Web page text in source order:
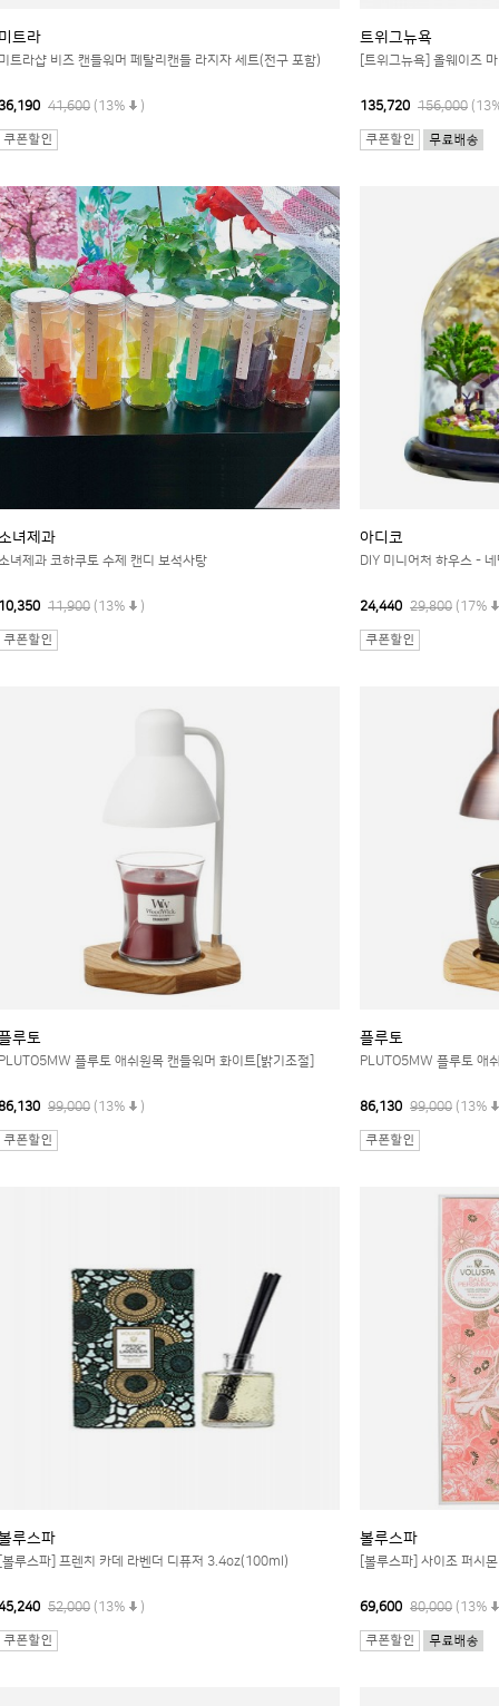
트라
트라샵 비즈 캔들워머 페탈리캔들 라지자 세트(전구 포함)
41,600 (13% )
트위그뉴욕
[트위그뉴욕] 올웨이즈
135,720 156,000
녀제과
녀제과 코하쿠토 수제 캔디 보석사탕
11,900 (13% )
아디코
DIY 미니어처 하우스 -
24,440 29,800 (17%
루토
플루토 애쉬원목 캔들워머 화이트[밝기조절]
99,000 (13% )
플루토
PLUTO5MW 플루토 애
86,130 99,000 (13%
루스파
루스파] 프렌치 카데 라벤더 디퓨저 3.4oz(100ml)
52,000 (13% )
볼루스파
[볼루스파] 사이조 퍼시
69,600 80,000 (13%